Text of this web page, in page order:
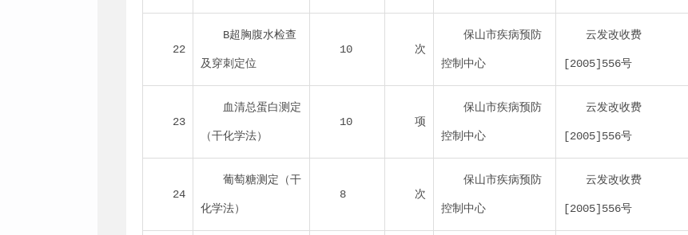
22
B超胸腹水检查
及穿刺定位
10 次
保山市疾病预防
控制中心
云发改收费
[2005]556号
23
血清总蛋白测定
（干化学法）
10 项
保山市疾病预防
控制中心
云发改收费
[2005]556号
24
葡萄糖测定（干
化学法）
8 次
保山市疾病预防
控制中心
云发改收费
[2005]556号